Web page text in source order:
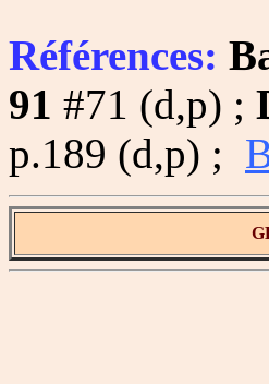
Références:
91 #71 (d,p) ;
p.189 (d,p) ;